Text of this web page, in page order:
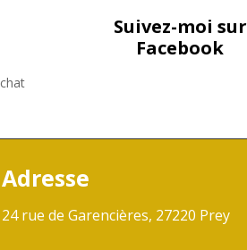
Suivez-moi sur
Facebook
Adresse
24 rue de Garencières, 27220 Prey